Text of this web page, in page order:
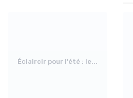
Éclaircir pour l'été : le...